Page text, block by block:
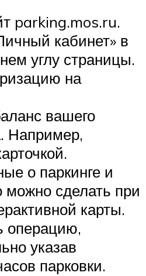
parking.mos.ru.
кабинет» в
углу страницы.
на
вашего
Например,
о паркинге и
сделать при
карты.
операцию,
указав
парковки.